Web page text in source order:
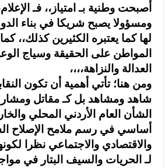
أصبحت وطنية بـ امتياز،، فـ
ومسؤولا يصبح شريكا في بناء
لها كما يعتبره الكثيرين كذلك،،
المواطن على الحقيقة وسياج
العدالة والنزاهة،،،،
ومن هنا؛ تأتي أهمية أن تكون
شاهد ومشاهد بل كـ مقاتل
الشأن العام الأردني المحلي
أساسي في رسم ملامح الإصلاح
والاقتصادي والاجتماعي نظرا
لـ الحريات والسيف البتار في